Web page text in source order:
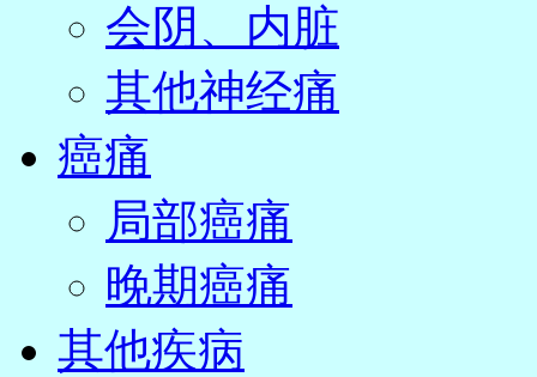
会阴、内脏
其他神经痛
癌痛
局部癌痛
晚期癌痛
其他疾病